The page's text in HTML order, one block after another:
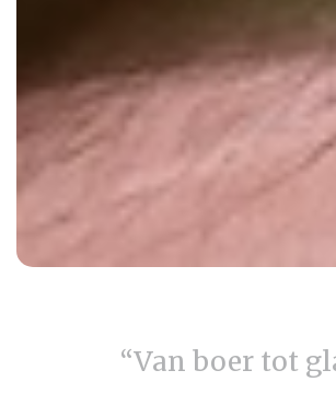
“Van boer tot